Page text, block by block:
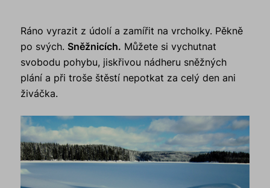
Ráno vyrazit z údolí a zamířit na vrcholky. Pěkně
po svých. Sněžnicích. Můžete si vychutnat
svobodu pohybu, jiskřivou nádheru sněžných
plání a při troše štěstí nepotkat za celý den ani
živáčka.